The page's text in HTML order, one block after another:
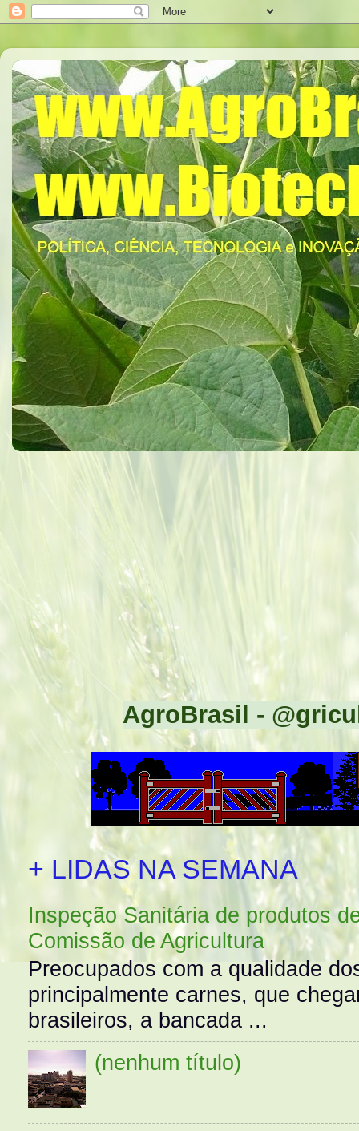
AgroBrasil -
+ LIDAS NA SEMANA
Inspeção Sanitária de produtos
Comissão de Agricultura
Preocupados com a qualidade
principalmente carnes, que
brasileiros, a bancada ...
(nenhum título)